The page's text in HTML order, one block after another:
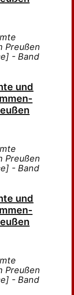
Preußen
- Band
und
Preußen
- Band
und
Preußen
- Band